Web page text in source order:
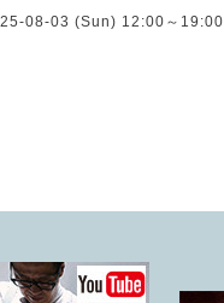
08-03 (Sun) 12:00～19:00